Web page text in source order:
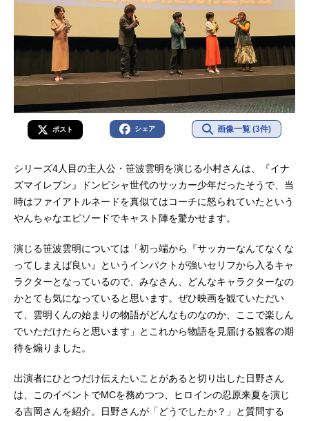
ポスト シェア 画像一覧 (3件)
シリーズ4人目の主人公・笹波雲明を演じる小村さんは、『イナ
ズマイレブン』ドンピシャ世代のサッカー少年だったそうで、当
時はファイアトルネードを真似てはコーチに怒られていたという
やんちゃなエピソードでキャスト陣を驚かせます。
演じる笹波雲明については「初っ端から『サッカーなんてなくな
ってしまえば良い』というインパクトが強いセリフから入るキャ
ラクターとなっているので、みなさん、どんなキャラクターなの
かとても気になっていると思います。ぜひ映画を観ていただい
て、雲明くんの始まりの物語がどんなものなのか、ここで楽しん
でいただけたらと思います」とこれから物語を見届ける観客の期
待を煽りました。
出演者にひとつだけ伝えたいことがあると切り出した日野さん
は、このイベントでMCを務めつつ、ヒロインの忍原来夏を演じ
る吉岡さんを紹介。日野さんが「どうでしたか？」と質問する